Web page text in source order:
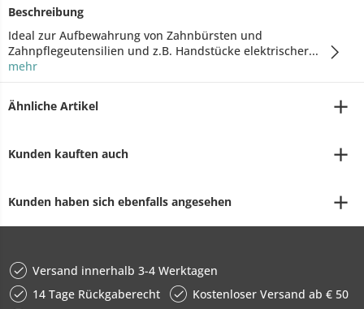
Beschreibung
Ideal zur Aufbewahrung von Zahnbürsten und
Zahnpflegeutensilien und z.B. Handstücke elektrischer...
mehr
Ähnliche Artikel
Kunden kauften auch
Kunden haben sich ebenfalls angesehen
Versand innerhalb 3-4 Werktagen
14 Tage Rückgaberecht
Kostenloser Versand ab € 50